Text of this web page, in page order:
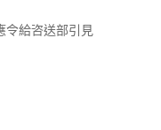
令給咨送部引見